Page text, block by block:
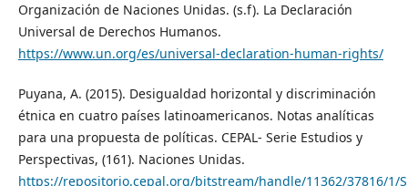
Organización de Naciones Unidas. (s.f). La Declaración
Universal de Derechos Humanos.
https://www.un.org/es/universal-declaration-human-rights/
Puyana, A. (2015). Desigualdad horizontal y discriminación
étnica en cuatro países latinoamericanos. Notas analíticas
para una propuesta de políticas. CEPAL- Serie Estudios y
Perspectivas, (161). Naciones Unidas.
https://repositorio.cepal.org/bitstream/handle/11362/37816/1/